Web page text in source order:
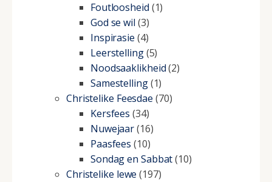
Foutloosheid (1)
God se wil (3)
Inspirasie (4)
Leerstelling(5)
Noodsaaklikheid(2)
Samestelling(1)
Christelike Feesdae (70)
Kersfees (34)
Nuwejaar(16)
Paasfees (10)
Sondag en Sabbat(10)
Christelike lewe (197)